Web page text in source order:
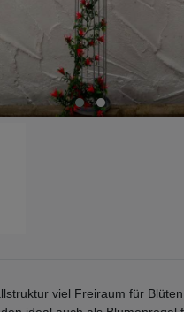
viel Freiraum für